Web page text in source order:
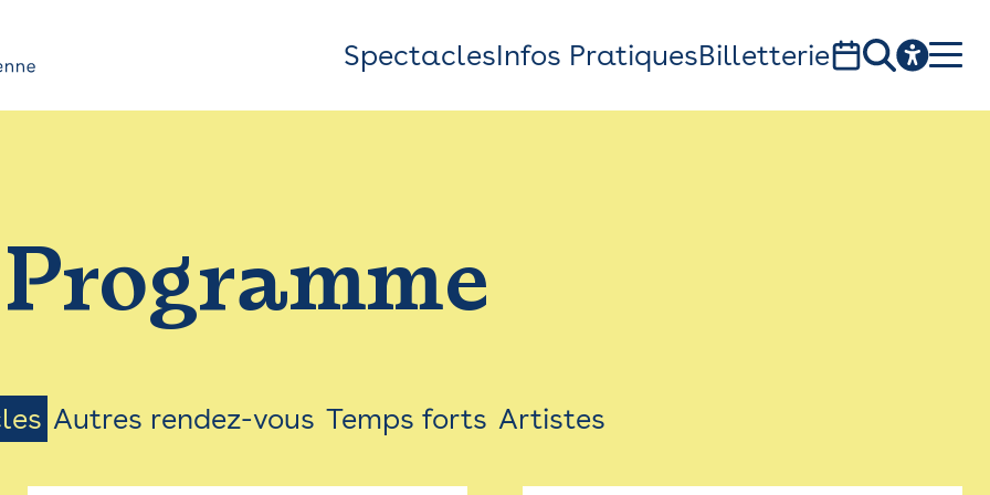
Top
Bar
Menu
SpectaclesInfos PratiquesBilletterie
1, av. du Chateau d'eau - 31300 Toulouse
Programme
Autres rendez-vous Temps forts Artistes